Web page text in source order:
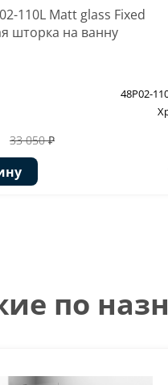
110L Matt glass Fixed
шторка на ванну
48P02-
33 050 ₽
по